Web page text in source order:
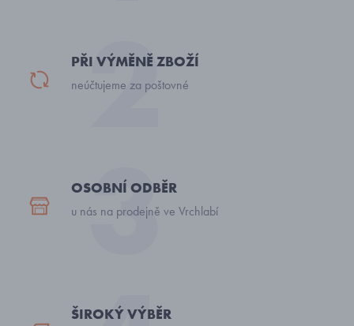
PŘI VÝMĚNĚ ZBOŽÍ
neúčtujeme za poštovné
OSOBNÍ ODBĚR
u nás na prodejně ve Vrchlabí
ŠIROKÝ VÝBĚR